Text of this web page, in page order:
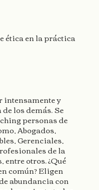
ética en la práctica
intensamente y
los demás. Se
personas de
Abogados,
Gerenciales,
de la
otros. ¿Qué
común? Eligen
abundancia con